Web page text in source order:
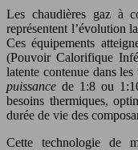
Les chaudières gaz à
représentent l’évolution
Ces équipements
(Pouvoir Calorifique
latente contenue dans
puissancede 1:8 ou
besoins thermiques,
durée de vie des
Cette technologie de